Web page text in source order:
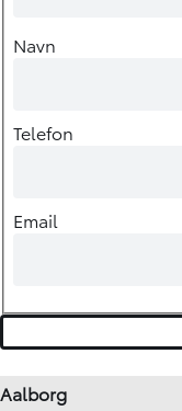
Navn
Telefon
Email
Aalborg